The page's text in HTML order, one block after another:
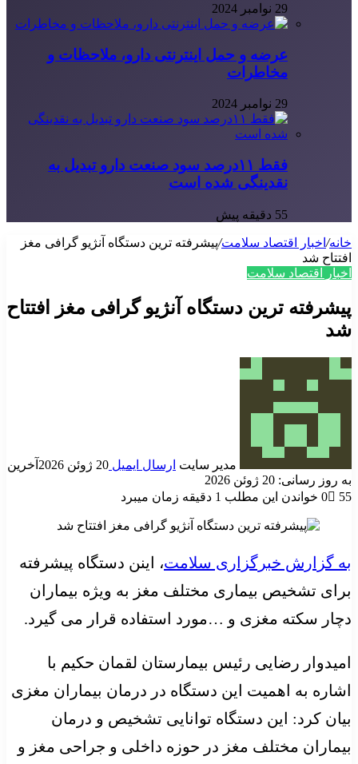
29 نوامبر 2024
عرضه و حمل اینترنتی دارو، ملاحظات و
مخاطرات
29 نوامبر 2024
فقط ۱۱‌درصد سود صنعت دارو تبدیل به
نقدینگی شده است
55 دقیقه پیش
خانه/ اخبار اقتصاد سلامت/پیشرفته ترین دستگاه آنژیو گرافی مغز
افتتاح شد
اخبار اقتصاد سلامت
پیشرفته ترین دستگاه آنژیو گرافی مغز افتتاح
شد
مدیر سایت ارسال ایمیل 20 ژوئن 2026
آخرین
به روز رسانی: 20 ژوئن 2026
0
55 خواندن این مطلب 1 دقیقه زمان میبرد
به گزارش خبرگزاری سلامت، اینن دستگاه پیشرفته
برای تشخیص بیماری مختلف مغز به ویژه بیماران
دچار سکته مغزی و …مورد استفاده قرار می گیرد.
امیدوار رضایی رئیس بیمارستان لقمان حکیم با
اشاره به اهمیت این دستگاه در درمان بیماران مغزی
بیان کرد: این دستگاه توانایی تشخیص و درمان
بیماران مختلف مغز در حوزه داخلی و جراحی مغز و